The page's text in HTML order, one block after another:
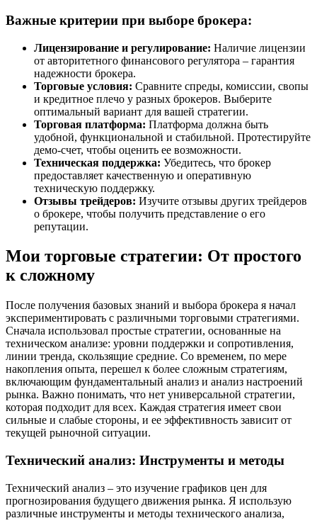
Важные критерии при выборе брокера:
Лицензирование и регулирование: Наличие лицензии
от авторитетного финансового регулятора – гарантия
надежности брокера.
Торговые условия: Сравните спреды, комиссии, свопы
и кредитное плечо у разных брокеров. Выберите
оптимальный вариант для вашей стратегии.
Торговая платформа: Платформа должна быть
удобной, функциональной и стабильной. Протестируйте
демо-счет, чтобы оценить ее возможности.
Техническая поддержка: Убедитесь, что брокер
предоставляет качественную и оперативную
техническую поддержку.
Отзывы трейдеров: Изучите отзывы других трейдеров
о брокере, чтобы получить представление о его
репутации.
Мои торговые стратегии: От простого
к сложному
После получения базовых знаний и выбора брокера я начал
экспериментировать с различными торговыми стратегиями.
Сначала использовал простые стратегии, основанные на
техническом анализе: уровни поддержки и сопротивления,
линии тренда, скользящие средние. Со временем, по мере
накопления опыта, перешел к более сложным стратегиям,
включающим фундаментальный анализ и анализ настроений
рынка. Важно понимать, что нет универсальной стратегии,
которая подходит для всех. Каждая стратегия имеет свои
сильные и слабые стороны, и ее эффективность зависит от
текущей рыночной ситуации.
Технический анализ: Инструменты и методы
Технический анализ – это изучение графиков цен для
прогнозирования будущего движения рынка. Я использую
различные инструменты и методы технического анализа,